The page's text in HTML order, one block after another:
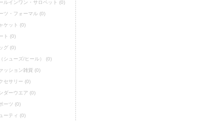
ルインワン・サロペット (0)
ツ・フォーマル (0)
ケット (0)
ト (0)
グ (0)
シューズ/ヒール） (0)
ッション雑貨 (0)
セサリー (0)
ダーウエア (0)
ーツ (0)
ーティ (0)